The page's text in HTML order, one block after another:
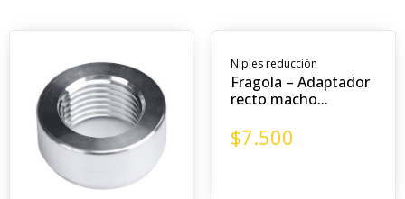
Niples reducción
Fragola – Adaptador
recto macho...
$7.500